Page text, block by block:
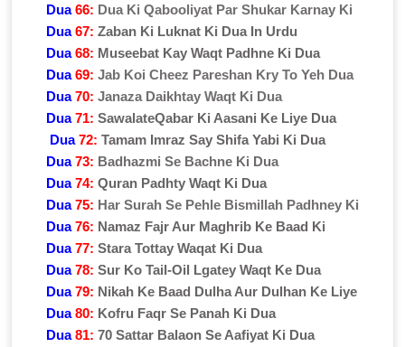
Dua 66: Dua Ki Qabooliyat Par Shukar Karnay Ki
Dua 67: Zaban Ki Luknat Ki Dua In Urdu
Dua 68: Museebat Kay Waqt Padhne Ki Dua
Dua69: Jab Koi Cheez Pareshan Kry To Yeh Dua
Dua 70: Janaza Daikhtay Waqt Ki Dua
Dua 71: SawalateQabar Ki Aasani Ke Liye Dua
Dua 72: Tamam Imraz Say Shifa Yabi Ki Dua
Dua 73: Badhazmi Se Bachne Ki Dua
Dua 74: Quran Padhty Waqt Ki Dua
Dua 75: Har Surah Se Pehle Bismillah Padhney Ki
Dua 76: Namaz Fajr Aur Maghrib Ke Baad Ki
Dua 77: Stara Tottay Waqat Ki Dua
Dua 78: Sur Ko Tail-Oil Lgatey Waqt Ke Dua
Dua 79: Nikah Ke Baad Dulha Aur Dulhan Ke Liye
Dua 80: Kofru Faqr Se Panah Ki Dua
Dua 81: 70 Sattar Balaon Se Aafiyat Ki Dua